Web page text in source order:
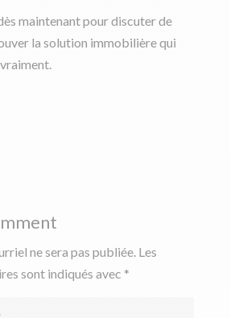
maintenant pour discuter de
la solution immobilière qui
ne sera pas publiée.Les
sont indiqués avec *